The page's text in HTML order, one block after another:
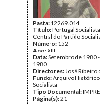
Pasta: 12269.014
Título:Portugal
Central do Partido
Número: 152
Ano:XIII
Data:Setembro de 1980
1980
Directores:José Ribeiro
Fundo:Arquivo
Socialista
Tipo Documental:
Página(s):21